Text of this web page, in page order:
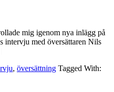
mig igenom nya inlägg på
intervju med översättaren Nils
, översättning Tagged With: